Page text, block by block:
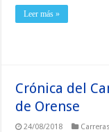
Leer más »
Crónica del
de Orense
24/08/2018 Carreras